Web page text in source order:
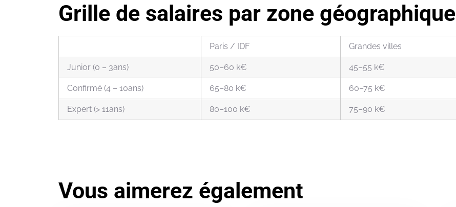
Grille de salaires par zone géographique
Paris / IDF Grandes villes
Junior (0 – 3ans) 50–60 k€ 45–55 k€
Confirmé (4 – 10ans) 65–80 k€ 60–75 k€
Expert (> 11ans) 80–100 k€ 75–90 k€
Vous aimerez également